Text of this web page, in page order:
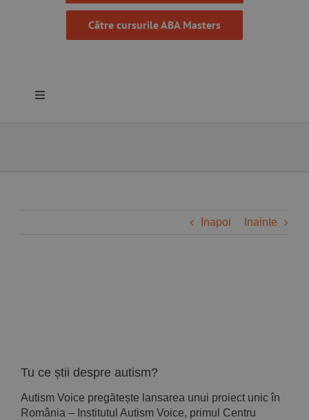
Către cursurile ABA Masters
Toggle
Contact
Inapoi Inainte
Tu ce știi despre autism?
Autism Voice pregătește lansarea unui proiect unic în
România – Institutul Autism Voice, primul Centru